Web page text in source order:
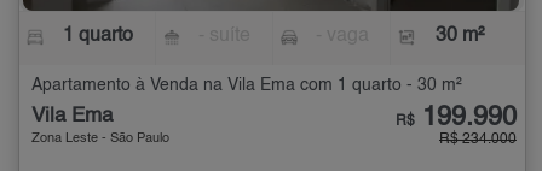
1 quarto 30 m²
Apartamento à Venda na Vila Ema com 1 quarto - 30 m²
Vila Ema
Zona Leste - São Paulo
R$ 199.990
R$ 234.000